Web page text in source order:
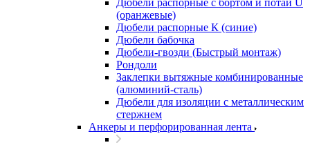
Дюбели распорные c бортом и потай U
(оранжевые)
Дюбели распорные К (синие)
Дюбели бабочка
Дюбели-гвозди (Быстрый монтаж)
Рондоли
Заклепки вытяжные комбинированные
(алюминий-сталь)
Дюбели для изоляции с металлическим
стержнем
Анкеры и перфорированная лента